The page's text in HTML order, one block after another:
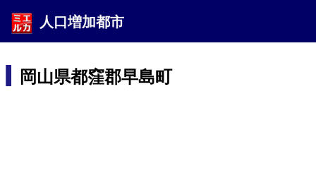
人口増加都市
岡山県都窪郡早島町